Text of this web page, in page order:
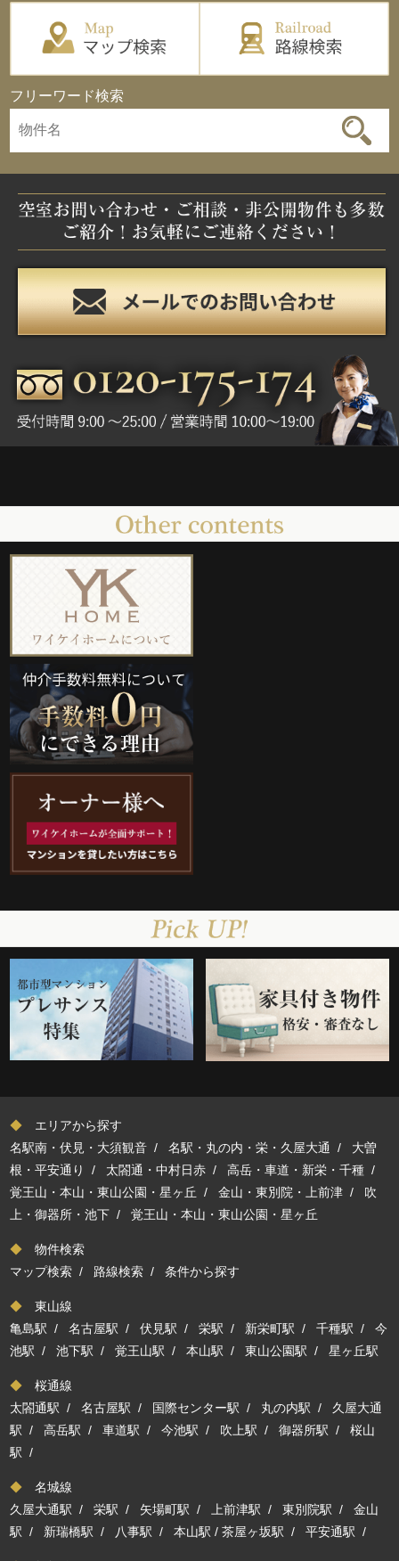
フリーワード検索
◆ エリアから探す
名駅南・伏見・大須観音 /名駅・丸の内・栄・久屋大通 / 大曽
根・平安通り
/ 太閤通・中村日赤 /高岳・車道・新栄・千種 /
覚王山・本山・東山公園・星ヶ丘 /金山・東別院・上前津 / 吹
上・御器所・池下 /覚王山・本山・東山公園・星ヶ丘
◆ 物件検索
マップ検索 / 路線検索 /条件から探す
◆ 東山線
亀島駅 /名古屋駅 /伏見駅 /栄駅 / 新栄町駅 /千種駅 /今
池駅 /池下駅 /覚王山駅 /本山駅 /東山公園駅 /星ヶ丘駅
◆ 桜通線
太閤通駅 /名古屋駅 / 国際センター駅 / 丸の内駅 / 久屋大通
駅 /高岳駅 /車道駅 /今池駅 / 吹上駅 /御器所駅 /桜山
駅 /
◆ 名城線
久屋大通駅 /栄駅 / 矢場町駅 / 上前津駅 /東別院駅 /金山
駅 / 新瑞橋駅 / 八事駅 /本山駅 /茶屋ヶ坂駅 /平安通駅 /